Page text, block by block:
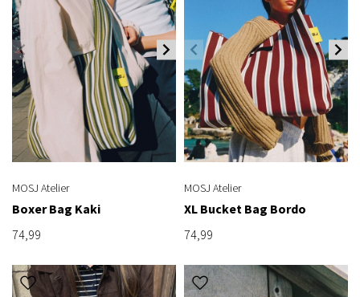
MOSJ Atelier
Boxer Bag Kaki
74,99
MOSJ Atelier
XL Bucket Bag Bordo
74,99